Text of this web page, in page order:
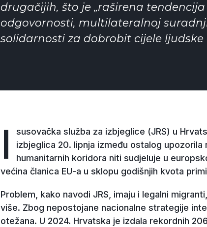
drugačijih, što je „raširena
odgovornosti, multilateralnoj
solidarnosti za dobrobit cijele ljudske
I
susovačka služba za izbjeglice (JRS) u
izbjeglica 20. lipnja između ostalog
humanitarnih koridora niti sudjeluje u
većina članica EU-a u sklopu godišnjih kvota
Problem, kako navodi JRS, imaju i legalni
više. Zbog nepostojane nacionalne strategije
otežana. U 2024. Hrvatska je izdala rekordnih